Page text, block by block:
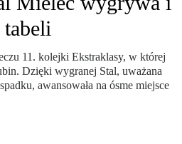
11. kolejki Ekstraklasy, w której
Dzięki wygranej Stal, uważana
awansowała na ósme miejsce